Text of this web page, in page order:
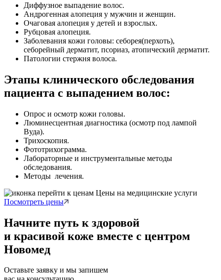
Диффузное выпадение волос.
Андрогенная алопеция у мужчин и женщин.
Очаговая алопеция у детей и взрослых.
Рубцовая алопеция.
Заболевания кожи головы: себорея(перхоть),
себорейный дерматит, псориаз, атопический дерматит.
Патологии стержня волоса.
Этапы клинического обследования
пациента с выпадением волос:
Опрос и осмотр кожи головы.
Люминесцентная диагностика (осмотр под лампой
Вуда).
Трихоскопия.
Фототрихограмма.
Лабораторные и инструментальные методы
обследования.
Методы лечения.
Цены на медицинские услуги
Посмотреть цены
Начните путь к здоровой
и красивой коже вместе с центром
Новомед
Оставьте заявку и мы запишем